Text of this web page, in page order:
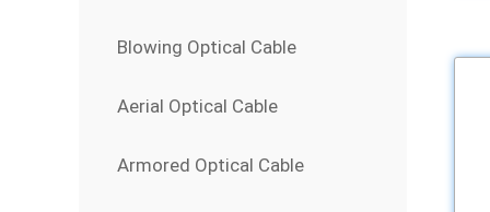
Blowing Optical Cable
Aerial Optical Cable
Armored Optical Cable